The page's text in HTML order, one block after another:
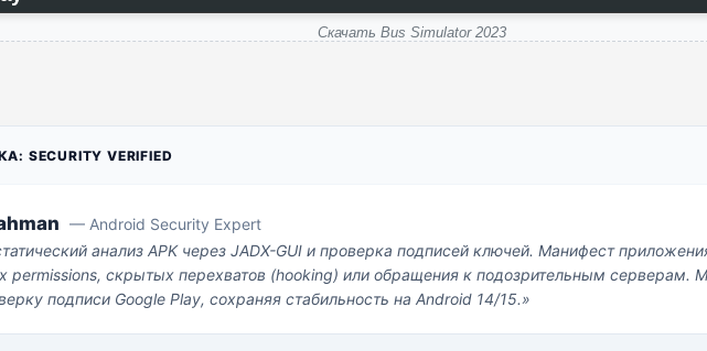
Скачать Bus Simulator 2023
SECURITY VERIFIED
— Android Security Expert
анализ APK через JADX-GUI и проверка подписей ключей. Манифест
permissions, скрытых перехватов (hooking) или обращения к подозрительным серверам.
подписи Google Play, сохраняя стабильность на Android 14/15.»